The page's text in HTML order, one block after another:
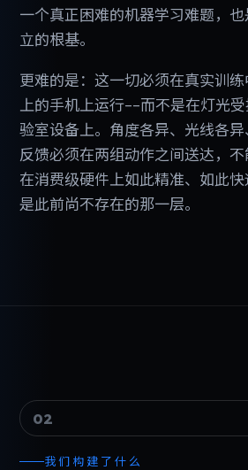
一个真正困难的机器学习难题，
立的根基。
更难的是：这一切必须在真实训
上的手机上运行--而不是在灯光
验室设备上。角度各异、光线各
反馈必须在两组动作之间送达，
在消费级硬件上如此精准、如此
是此前尚不存在的那一层。
02
我们构建了什么